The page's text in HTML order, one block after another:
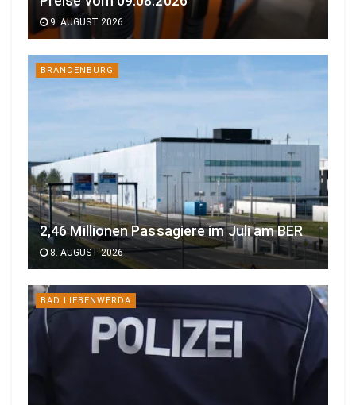
9. AUGUST 2026
BRANDENBURG
2,46 Millionen Passagiere im Juli am BER
8. AUGUST 2026
BAD LIEBENWERDA